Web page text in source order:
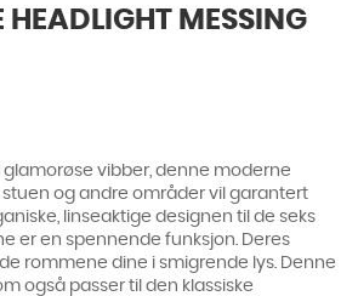
HEADLIGHT MESSING
vibber, denne moderne
og andre områder vil garantert
linseaktige designen til de seks
er en spennende funksjon. Deres
rommene dine i smigrende lys. Denne
også passer til den klassiske